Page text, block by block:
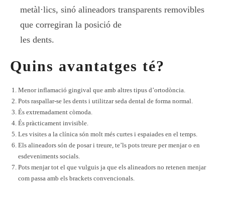
metàl·lics, sinó alineadors transparents removibles
que corregiran la posició de
les dents.
Quins avantatges té?
Menor inflamació gingival que amb altres tipus d’ortodòncia.
Pots raspallar-se les dents i utilitzar seda dental de forma normal.
És extremadament còmoda.
És pràcticament invisible.
Les visites a la clínica són molt més curtes i espaiades en el temps.
Els alineadors són de posar i treure, te’ls pots treure per menjar o en
esdeveniments socials.
Pots menjar tot el que vulguis ja que els alineadors no retenen menjar
com passa amb els brackets convencionals.